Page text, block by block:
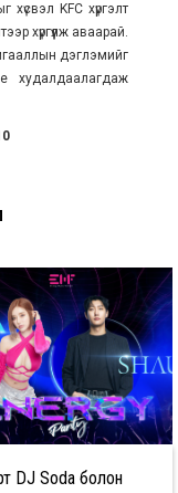
KFC хүргэлт
хүргүүлж аваарай.
дэглэмийг
худалдаалагдаж
DJ Soda болон